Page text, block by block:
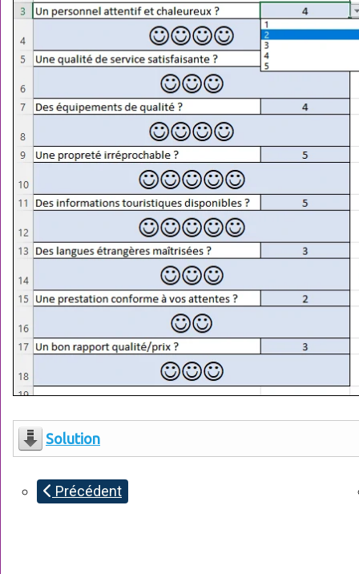
Solution
Précédent